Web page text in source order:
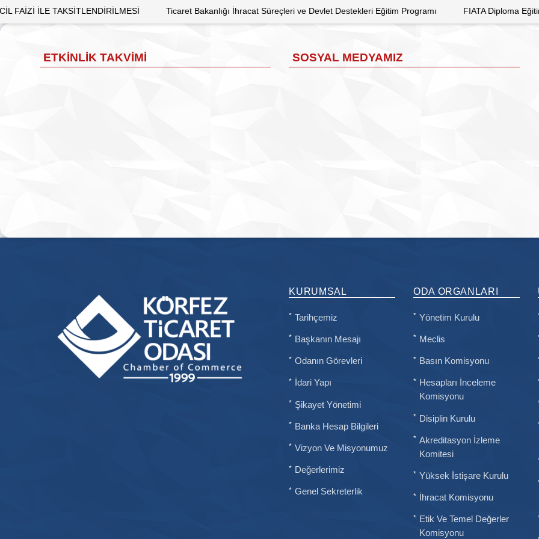
Ticaret Bakanlığı İhracat Süreçleri ve Devlet Destekleri Eğitim Programı FIATA Diploma Eğitimi Kayıtları
ETKINLIK TAKVIMI SOSYAL MEDYAMIZ
KURUMSAL
Tarihçemiz
Başkanın Mesajı
Odanın Görevleri
İdari Yapı
Şikayet Yönetimi
Banka Hesap Bilgileri
Vizyon Ve Misyonumuz
Değerlerimiz
Genel Sekreterlik
ODA ORGANLARI
Yönetim Kurulu
Meclis
Basın Komisyonu
Hesapları İnceleme
Komisyonu
Disiplin Kurulu
Akreditasyon İzleme
Komitesi
Yüksek İstişare Kurulu
İhracat Komisyonu
Etik Ve Temel Değerler
Komisyonu